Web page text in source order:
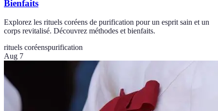
Bienfaits
Explorez les rituels coréens de purification pour un esprit sain et un
corps revitalisé. Découvrez méthodes et bienfaits.
rituels coréenspurification
Aug 7